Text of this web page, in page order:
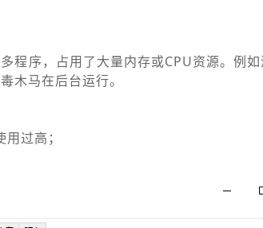
程序，占用了大量内存或CPU资源。例
木马在后台运行。
过高；